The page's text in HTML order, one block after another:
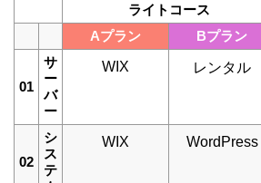
ライトコース
Aプラン
Bプラン
01
サ
ー
バ
ー
WIX レンタル
02
シ
ス
テ
WIX WordPress